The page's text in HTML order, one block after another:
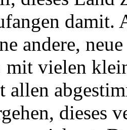
damit.
andere,
mit vielen
allen
dieses